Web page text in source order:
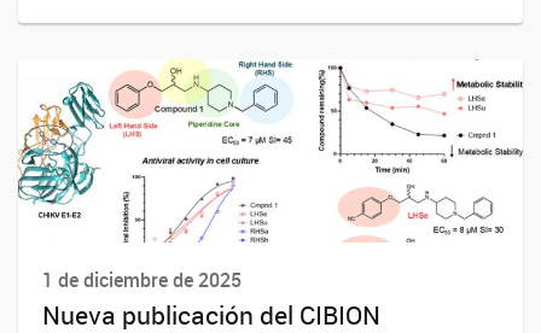
1 de diciembre de 2025
Nueva publicación del CIBION